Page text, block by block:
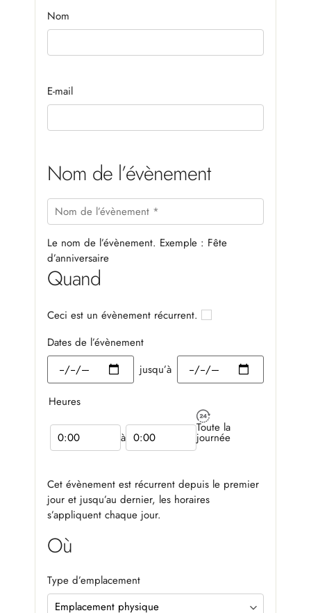
Nom
E-mail
Nom de l’évènement
Le nom de l’évènement. Exemple : Fête
d’anniversaire
Quand
Ceci est un évènement récurrent.
Dates de l’évènement
jusqu’à
Heures
à
Toute la
journée
Cet évènement est récurrent depuis le premier
jour et jusqu’au dernier, les horaires
s’appliquent chaque jour.
Où
Type d’emplacement